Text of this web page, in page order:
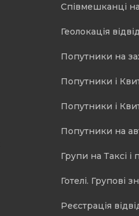
Співмешканці
Геолокація
Попутники на
Попутники і
Попутники і
Попутники на
Групи на Таксі і
Готелі. Групові
Реєстрація